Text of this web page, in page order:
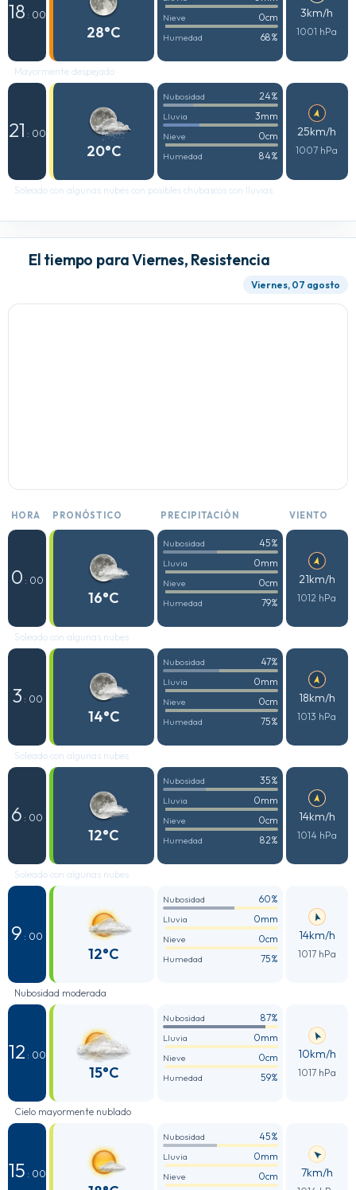
18 : 00
28°C
Nieve 0cm
Humedad 68%
3km/h
1001 hPa
Mayormente despejado
21 : 00
20°C
Nubosidad 24%
Lluvia 3mm
Nieve 0cm
Humedad 84%
25km/h
1007 hPa
Soleado con algunas nubes con posibles chubascos con lluvias
El tiempo para Viernes, Resistencia
Viernes, 07 agosto
HORA PRONÓSTICO PRECIPITACIÓN VIENTO
0 : 00
16°C
Nubosidad 45%
Lluvia 0mm
Nieve 0cm
Humedad 79%
21km/h
1012 hPa
Soleado con algunas nubes
3 : 00
14°C
Nubosidad 47%
Lluvia 0mm
Nieve 0cm
Humedad 75%
18km/h
1013 hPa
Soleado con algunas nubes
6 : 00
12°C
Nubosidad 35%
Lluvia 0mm
Nieve 0cm
Humedad 82%
14km/h
1014 hPa
Soleado con algunas nubes
9 : 00
12°C
Nubosidad 60%
Lluvia 0mm
Nieve 0cm
Humedad 75%
14km/h
1017 hPa
Nubosidad moderada
12 : 00
15°C
Nubosidad 87%
Lluvia 0mm
Nieve 0cm
Humedad 59%
10km/h
1017 hPa
Cielo mayormente nublado
15 : 00
Nubosidad 45%
Lluvia 0mm
Nieve 0cm 7km/h